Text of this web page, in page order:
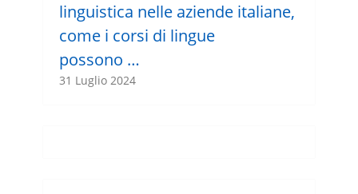
linguistica nelle aziende italiane,
come i corsi di lingue
possono …
31 Luglio 2024